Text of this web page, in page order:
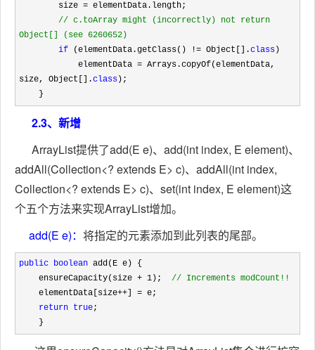
        size
= elementData.length;
// c.toArray might (incorrectly) not return
Object[] (see 6260652)
if (elementData.getClass() != Object[].class )
            elementData
= Arrays.copyOf(elementData,
size, Object[].class );
    }
2.3、新增
ArrayList提供了add(E e)、add(int index, E element)、
addAll(Collection<? extends E> c)、addAll(int index,
Collection<? extends E> c)、set(int index, E element)这
个五个方法来实现ArrayList增加。
add(E e)： 将指定的元素添加到此列表的尾部。
public boolean add(E e) {
    ensureCapacity(size
+ 1); // Increments modCount!!
    elementData[size++] =
e;
return true;
    }